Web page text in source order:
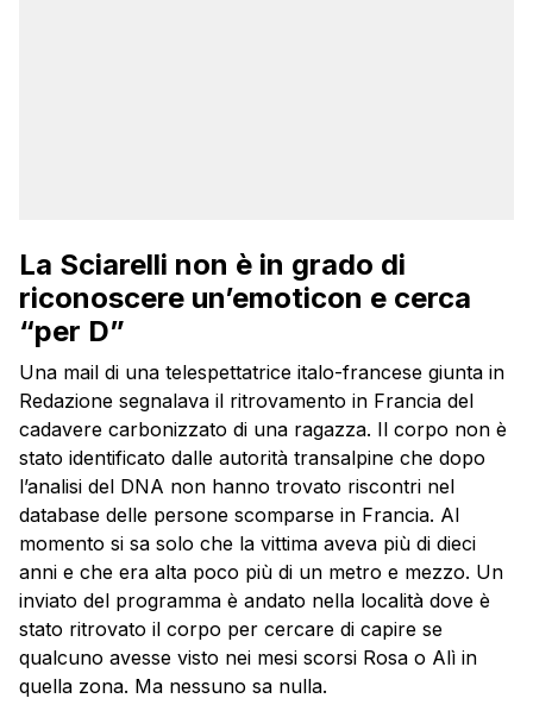
La Sciarelli non è in grado di
riconoscere un’emoticon e cerca
“per D”
Una mail di una telespettatrice italo-francese giunta in
Redazione segnalava il ritrovamento in Francia del
cadavere carbonizzato di una ragazza. Il corpo non è
stato identificato dalle autorità transalpine che dopo
l’analisi del DNA non hanno trovato riscontri nel
database delle persone scomparse in Francia. Al
momento si sa solo che la vittima aveva più di dieci
anni e che era alta poco più di un metro e mezzo. Un
inviato del programma è andato nella località dove è
stato ritrovato il corpo per cercare di capire se
qualcuno avesse visto nei mesi scorsi Rosa o Alì in
quella zona. Ma nessuno sa nulla.